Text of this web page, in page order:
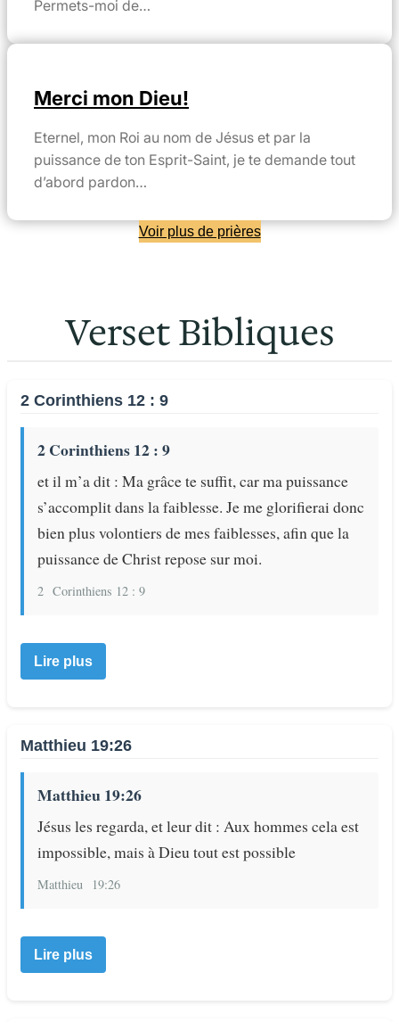
Permets-moi de…
Merci mon Dieu!
Eternel, mon Roi au nom de Jésus et par la
puissance de ton Esprit-Saint, je te demande tout
d’abord pardon…
Voir plus de prières
Verset Bibliques
2 Corinthiens 12 : 9
2 Corinthiens 12 : 9
et il m’a dit : Ma grâce te suffit, car ma puissance
s’accomplit dans la faiblesse. Je me glorifierai donc
bien plus volontiers de mes faiblesses, afin que la
puissance de Christ repose sur moi.
2 Corinthiens 12 : 9
Lire plus
Matthieu 19:26
Matthieu 19:26
Jésus les regarda, et leur dit : Aux hommes cela est
impossible, mais à Dieu tout est possible
Matthieu 19:26
Lire plus